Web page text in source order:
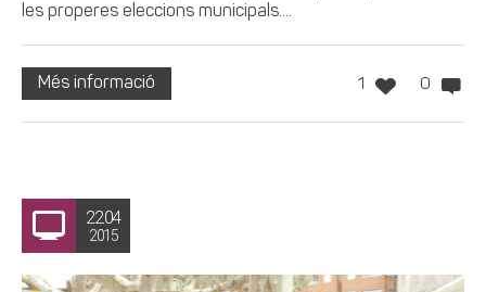
les properes eleccions municipals....
1 0
Més informació
22.04
2015